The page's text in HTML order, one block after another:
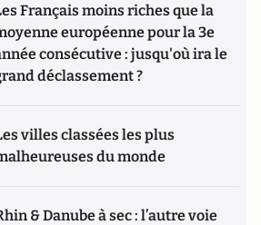
Français moins riches que la
européenne pour la 3e
consécutive : jusqu'où ira le
déclassement ?
villes classées les plus
du monde
& Danube à sec : l’autre voie